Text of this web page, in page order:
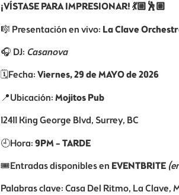
¡VÍSTASE PARA IMPRESIONAR! 💃🏼🕺🏽
🎼 Presentación en vivo: La Clave
🎧 DJ: Casanova
🗓️Fecha: Viernes, 29 de MAYO de 2026
📍Ubicación: Mojitos Pub
12411 King George Blvd, Surrey, BC
🕘Hora: 9PM – TARDE
🎟️Entradas disponibles en EVENTBRITE
Palabras clave: Casa Del Ritmo, La Clave,